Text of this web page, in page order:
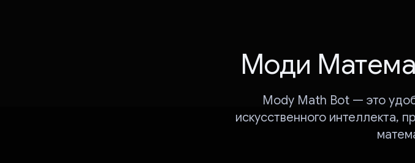
Моди
Mody Math Bot — это
искусственного интеллекта,